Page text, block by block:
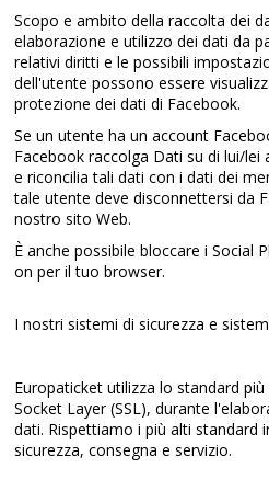
Scopo e ambito della raccolta dei
elaborazione e utilizzo dei dati da
relativi diritti e le possibili
dell'utente possono essere
protezione dei dati di Facebook.
Se un utente ha un account
Facebook raccolga Dati su di lui/
e riconcilia tali dati con i dati dei
tale utente deve disconnettersi da
nostro sito Web.
È anche possibile bloccare i Social
on per il tuo browser.
I nostri sistemi di sicurezza e
Europaticket utilizza lo standard
Socket Layer (SSL), durante
dati. Rispettiamo i più alti standard
sicurezza, consegna e servizio.